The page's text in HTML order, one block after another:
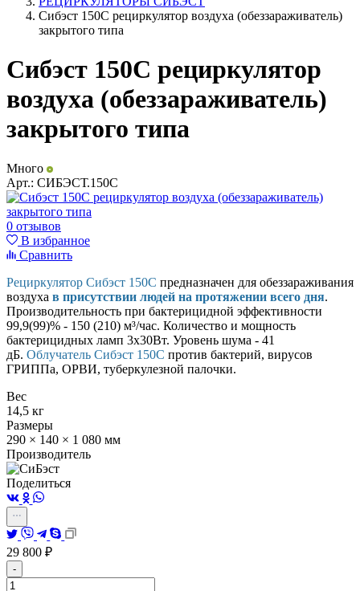
Сибэст 150С рециркулятор воздуха (обеззараживатель)
закрытого типа
Сибэст 150С рециркулятор
воздуха (обеззараживатель)
закрытого типа
Много
Арт.: СИБЭСТ.150С
0 отзывов
В избранное
Сравнить
Рециркулятор Сибэст 150С предназначен для обеззараживания
воздуха в присутствии людей на протяжении всего дня.
Производительность при бактерицидной эффективности
99,9(99)% - 150 (210) м³/час. Количество и мощность
бактерицидных ламп 3х30Вт. Уровень шума - 41
дБ. Облучатель Сибэст 150С против бактерий, вирусов
ГРИППа, ОРВИ, туберкулезной палочки.
Вес
14,5 кг
Размеры
290 × 140 × 1 080 мм
Производитель
Поделиться
29 800 ₽
-